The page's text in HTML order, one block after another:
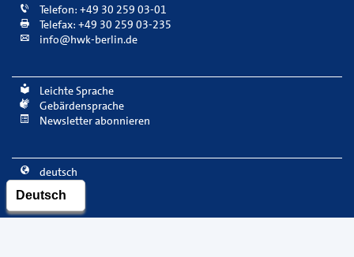
Telefon: +49 30 259 03-01
Telefax: +49 30 259 03-235
info@hwk-berlin.de
Leichte Sprache
Gebärdensprache
Newsletter abonnieren
deutsch
english
français